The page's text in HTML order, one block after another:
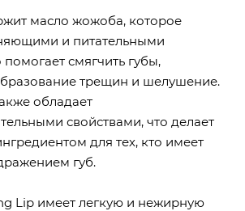
масло жожоба, которое
и питательными
смягчить губы,
трещин и шелушение.
обладает
свойствами, что делает
для тех, кто имеет
губ.
Lip имеет легкую и нежирную